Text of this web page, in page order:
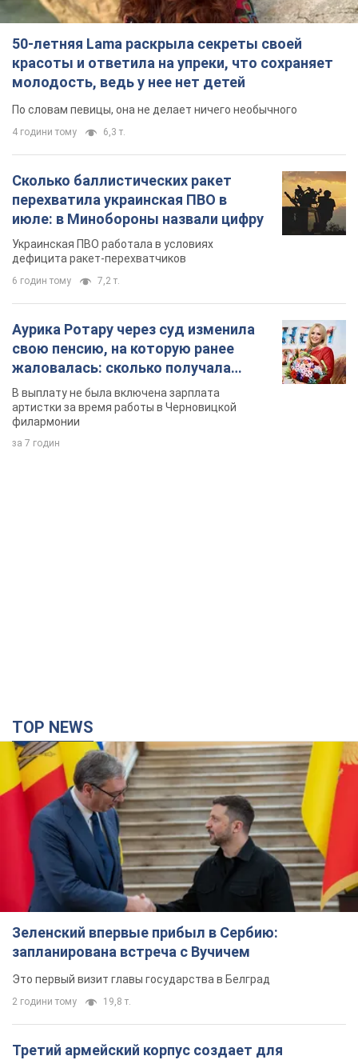
50-летняя Lama раскрыла секреты своей
красоты и ответила на упреки, что сохраняет
молодость, ведь у нее нет детей
По словам певицы, она не делает ничего необычного
4 години тому 6,3 т.
Сколько баллистических ракет
перехватила украинская ПВО в
июле: в Минобороны назвали цифру
Украинская ПВО работала в условиях
дефицита ракет-перехватчиков
6 годин тому 7,2 т.
Аурика Ротару через суд изменила
свою пенсию, на которую ранее
жаловалась: сколько получала
певица
В выплату не была включена зарплата
артистки за время работы в Черновицкой
филармонии
за 7 годин
TOP NEWS
Зеленский впервые прибыл в Сербию:
запланирована встреча с Вучичем
Это первый визит главы государства в Белград
2 години тому 19,8 т.
Третий армейский корпус создает для